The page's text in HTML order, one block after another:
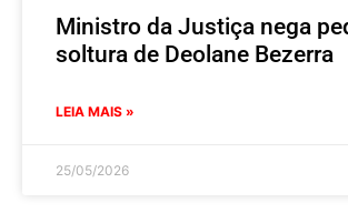
Ministro da Justiça nega
soltura de Deolane Bezerra
LEIA MAIS »
25/05/2026